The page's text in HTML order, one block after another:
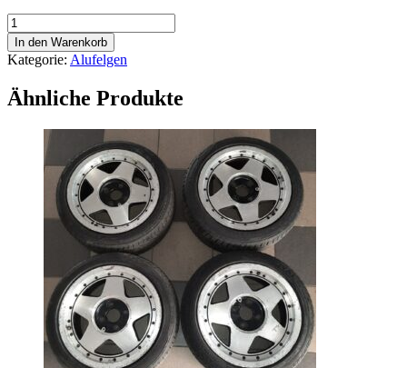
3
Stk.
5x114,3
Alufelgen
Menge
In den Warenkorb
Kategorie: Alufelgen
Ähnliche Produkte